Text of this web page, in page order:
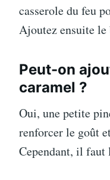
casserole du feu
Ajoutez ensuite le
Peut-on
caramel ?
Oui, une petite
renforcer le goût
Cependant, il faut